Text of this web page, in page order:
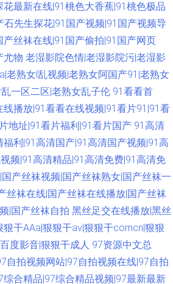
最新在线|91桃色大香蕉|91桃色极品
石先生探花|91国产视频|91国产视频导
丝袜在线|91国产偷拍|91国产网页
尤物 老湿影院色情|老湿影院污|老湿影
老熟女l乱视频|老熟女阿国产91|老熟女
一区二区|老熟女乱子伦 91看看首
播放|91看看在线视频|91看片91|91看
地址|91看片福利|91看片国产 91高清
利|91高清国产|91高清国产视频|91高
频|91高清精品|91高清免费|91高清免
产丝袜视频|国产丝袜熟女|国产丝袜一
丝袜在线|国产丝袜在线播放|国产丝袜
|国产丝袜自拍 黑丝足交在线播放|黑丝
干AAa|狠狠干av|狠狠干comcn|狠狠
度影音|狠狠干成人 97资源中文总
自拍视频网站|97自拍视频在线|97自拍
合精品|97综合精品视频|97最新最新